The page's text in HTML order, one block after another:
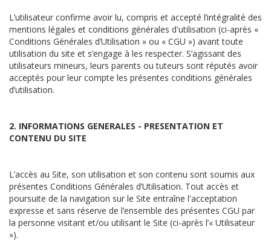
L’utilisateur confirme avoir lu, compris et accepté l’intégralité des
mentions légales et conditions générales d'utilisation (ci-après «
Conditions Générales d’Utilisation » ou « CGU ») avant toute
utilisation du site et s’engage à les respecter. S’agissant des
utilisateurs mineurs, leurs parents ou tuteurs sont réputés avoir
acceptés pour leur compte les présentes conditions générales
d’utilisation.
2. INFORMATIONS GENERALES - PRESENTATION ET
CONTENU DU SITE
L’accès au Site, son utilisation et son contenu sont soumis aux
présentes Conditions Générales d’Utilisation. Tout accès et
poursuite de la navigation sur le Site entraîne l'acceptation
expresse et sans réserve de l’ensemble des présentes CGU par
la personne visitant et/ou utilisant le Site (ci-après l’« Utilisateur
»).